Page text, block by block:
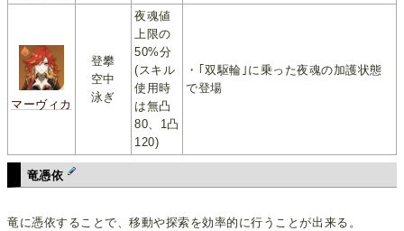
マーヴィカ
登攀
空中
泳ぎ
夜魂値
上限の
50%分
(スキル
使用時
は無凸
80、1凸
120)
・｢双駆輪｣に乗った夜魂の加護状態
で登場
竜憑依
竜に憑依することで、移動や探索を効率的に行うことが出来る。